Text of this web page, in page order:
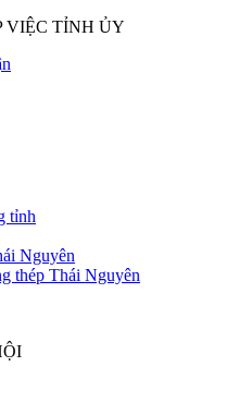
VIỆC TỈNH ỦY
tỉnh
Nguyên
thép Thái Nguyên